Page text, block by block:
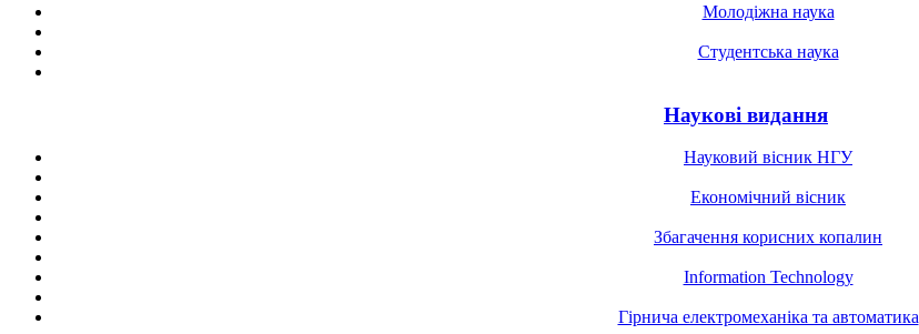
Молодіжна наука
Студентська наука
Наукові видання
Науковий вісник НГУ
Економічний вісник
Збагачення корисних копалин
Information Technology
Гірнича електромеханіка та автоматика